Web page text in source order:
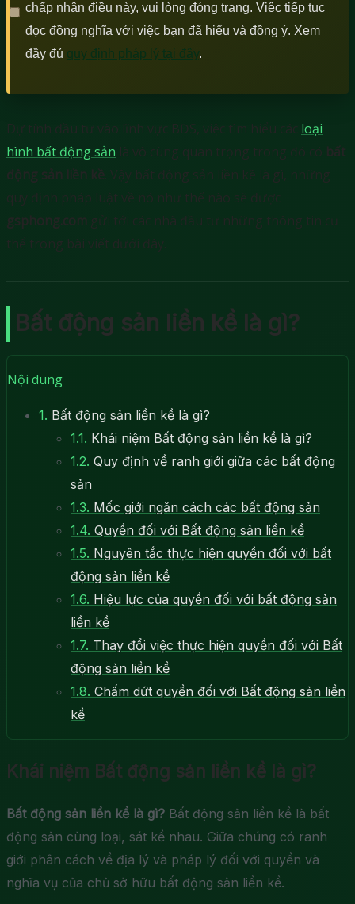
chấp nhận điều này, vui lòng đóng trang. Việc tiếp tục
đọc đồng nghĩa với việc bạn đã hiểu và đồng ý. Xem
đầy đủ quy định pháp lý tại đây.
Dự tính đầu tư vào lĩnh vực BĐS, việc tìm hiểu các loại
hình bất động sản là vô cùng quan trọng trong đó có bất
động sản liền kề. Vậy bất động sản liền kề là gì, những
quy định pháp luật về nó như thế nào sẽ được
gsphong.com gửi tới các nhà đầu tư những thông tin cụ
thể trong bài viết dưới đây.
Bất động sản liền kề là gì?
Nội dung
1. Bất động sản liền kề là gì?
1.1. Khái niệm Bất động sản liền kề là gì?
1.2. Quy định về ranh giới giữa các bất động
sản
1.3. Mốc giới ngăn cách các bất động sản
1.4. Quyền đối với Bất động sản liền kề
1.5. Nguyên tắc thực hiện quyền đối với bất
động sản liền kề
1.6. Hiệu lực của quyền đối với bất động sản
liền kề
1.7. Thay đổi việc thực hiện quyền đối với Bất
động sản liền kề
1.8. Chấm dứt quyền đối với Bất động sản liền
kề
Khái niệm Bất động sản liền kề là gì?
Bất động sản liền kề là gì? Bất động sản liền kề là bất
động sản cùng loại, sát kề nhau. Giữa chúng có ranh
giới phân cách về địa lý và pháp lý đối với quyền và
nghĩa vụ của chủ sở hữu bất động sản liền kề.